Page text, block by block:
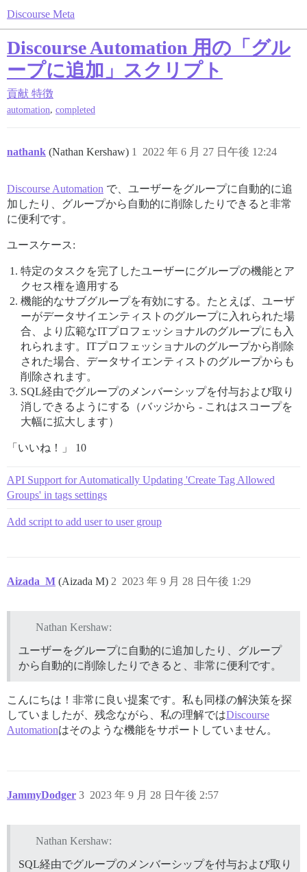
Discourse Meta
Discourse Automation 用の「グル
ープに追加」スクリプト
貢献 特徴
automation, completed
nathank (Nathan Kershaw) 2022 年 6 月 27 日午後 12:24
1
Discourse Automation で、ユーザーをグループに自動的に追
加したり、グループから自動的に削除したりできると非常
に便利です。
ユースケース:
特定のタスクを完了したユーザーにグループの機能とア
クセス権を適用する
機能的なサブグループを有効にする。たとえば、ユーザ
ーがデータサイエンティストのグループに入れられた場
合、より広範なITプロフェッショナルのグループにも入
れられます。ITプロフェッショナルのグループから削除
された場合、データサイエンティストのグループからも
削除されます。
SQL経由でグループのメンバーシップを付与および取り
消しできるようにする（バッジから - これはスコープを
大幅に拡大します）
「いいね！」 10
API Support for Automatically Updating 'Create Tag Allowed
Groups' in tags settings
Add script to add user to user group
Aizada_M (Aizada M) 2023 年 9 月 28 日午後 1:29
2
Nathan Kershaw:
ユーザーをグループに自動的に追加したり、グループ
から自動的に削除したりできると、非常に便利です。
こんにちは！非常に良い提案です。私も同様の解決策を探
していましたが、残念ながら、私の理解ではDiscourse
Automationはそのような機能をサポートしていません。
JammyDodger 2023 年 9 月 28 日午後 2:57
3
Nathan Kershaw:
SQL経由でグループのメンバーシップを付与および取り